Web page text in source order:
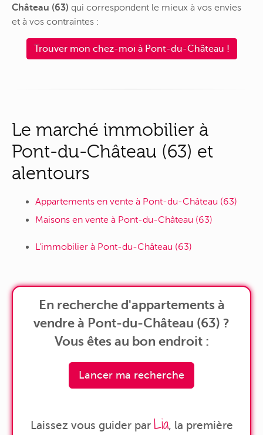
Château (63) qui correspondent le mieux à vos envies
et à vos contraintes :
Trouver mon chez-moi à Pont-du-Château !
Le marché immobilier à
Pont-du-Château (63) et
alentours
Appartements en vente à Pont-du-Château (63)
Maisons en vente à Pont-du-Château (63)
L'immobilier à Pont-du-Château (63)
En recherche d'appartements à
vendre à Pont-du-Château (63) ?
Vous êtes au bon endroit :
Lancer ma recherche
Laissez vous guider par Lia, la première